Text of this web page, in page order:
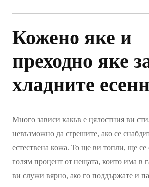
Кожено яке и
преходно яке
хладните
Много зависи какъв е цялостния ви
невъзможно да сгрешите, ако се
естествена кожа. То ще ви топли, ще се
голям процент от нещата, които има в
ви служи вярно, ако го поддържате и